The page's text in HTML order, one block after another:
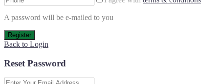
A password will be e-mailed to you
Register
Back to Login
Reset Password